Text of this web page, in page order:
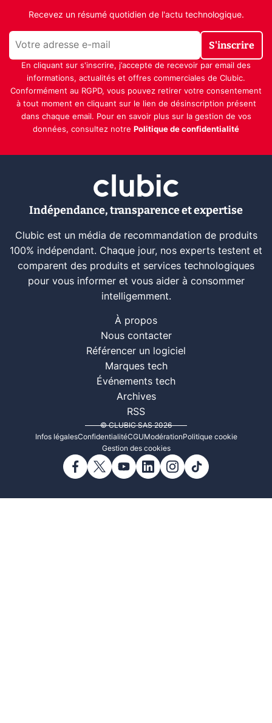
Recevez un résumé quotidien de l'actu technologique.
S'inscrire
En cliquant sur s'inscrire, j’accepte de recevoir par email des
informations, actualités et offres commerciales de Clubic.
Conformément au RGPD, vous pouvez retirer votre consentement
à tout moment en cliquant sur le lien de désinscription présent
dans chaque email. Pour en savoir plus sur la gestion de vos
données, consultez notre Politique de confidentialité
Indépendance, transparence et expertise
Clubic est un média de recommandation de produits
100% indépendant. Chaque jour, nos experts testent et
comparent des produits et services technologiques
pour vous informer et vous aider à consommer
intelligemment.
À propos
Nous contacter
Référencer un logiciel
Marques tech
Événements tech
Archives
RSS
© CLUBIC SAS 2026
Infos légalesConfidentialitéCGUModérationPolitique cookie
Gestion des cookies